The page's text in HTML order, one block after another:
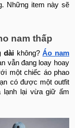
Những item này sẽ
nam thấp
dài không?Áo nam
vẫn đang loay hoay
một chiếc áo phao
có được một outfit
lạnh lại vừa giữ ấm